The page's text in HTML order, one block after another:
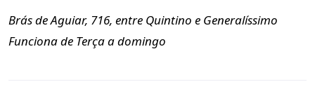
Brás de Aguiar, 716, entre Quintino e Generalíssimo
Funciona de Terça a domingo